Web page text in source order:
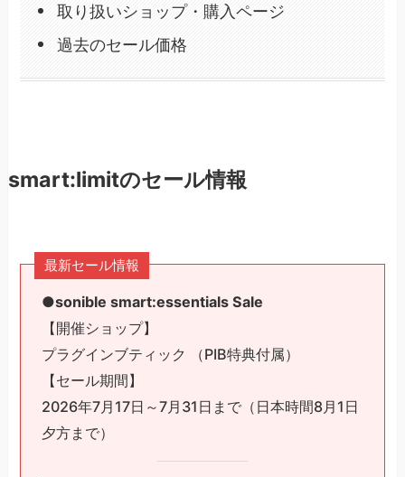
取り扱いショップ・購入ページ
過去のセール価格
smart:limitのセール情報
最新セール情報
●sonible smart:essentials Sale
【開催ショップ】
プラグインブティック （PIB特典付属）
【セール期間】
2026年7月17日～7月31日まで（日本時間8月1日
夕方まで）